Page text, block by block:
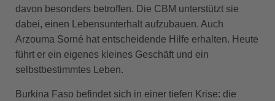
davon besonders betroffen. Die CBM unterstützt sie
dabei, einen Lebensunterhalt aufzubauen. Auch
Arzouma Sorné hat entscheidende Hilfe erhalten. Heute
führt er ein eigenes kleines Geschäft und ein
selbstbestimmtes Leben.
Burkina Faso befindet sich in einer tiefen Krise: die